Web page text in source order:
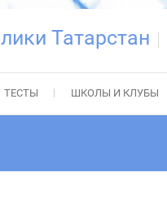
Татарстан
ТЕСТЫ ШКОЛЫ И КЛУБЫ